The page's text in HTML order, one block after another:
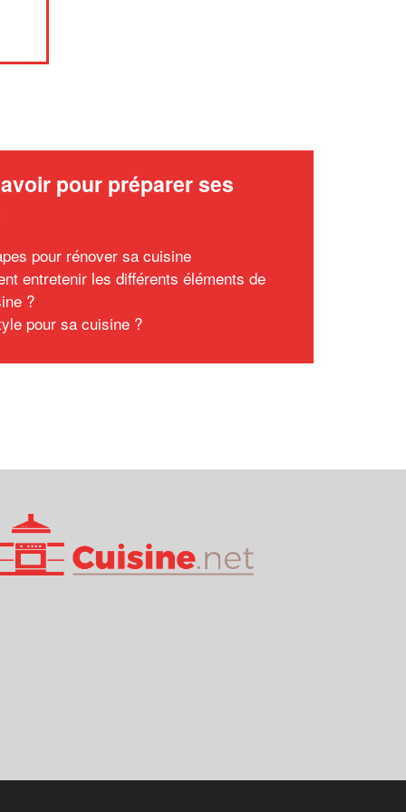
pour préparer ses
pour rénover sa cuisine
entretenir les différents éléments de
?
pour sa cuisine ?